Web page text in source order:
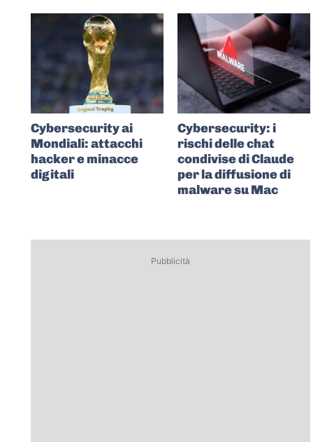
Cybersecurity ai
Mondiali: attacchi
hacker e minacce
digitali
Cybersecurity: i
rischi delle chat
condivise di Claude
per la diffusione di
malware su Mac
Pubblicità